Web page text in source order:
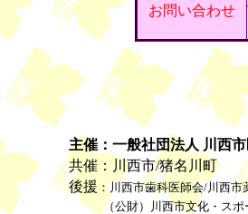
お問い合わせ
主催：一般社団法人 川西
共催：川西市/猪名川町
後援 ：川西市歯科医師会/川西
（公財）川西市文化・ス